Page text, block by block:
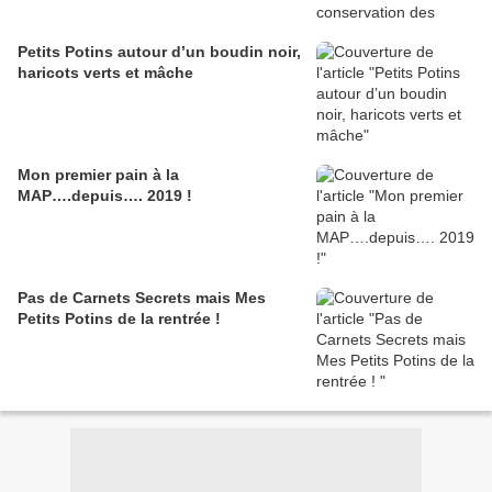
Petits Potins autour d’un boudin noir,
haricots verts et mâche
Mon premier pain à la
MAP….depuis…. 2019 !
Pas de Carnets Secrets mais Mes
Petits Potins de la rentrée !